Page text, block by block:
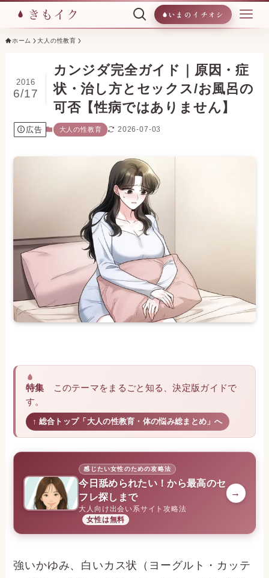
いまのイチオシ
ホーム 大人の性教育
カンジダ完全ガイド｜原因・症
状・治し方とセックス/お風呂の
可否【性病ではありません】
2016
6/17
広告 大人の性教育 2026-07-03
特集 このテーマをまるごと知る、決定版ガイドで
す。
↑ 総合トップ「大人の性教育・体の悩み総まとめ」へ
感じたい女性のための攻略法
今日舐められたい！から最高のセ
フレ探しまで
大人向け出会い系サイト攻略法
女性は無料
→
強いかゆみ、白いカス状（ヨーグルト・カッテ